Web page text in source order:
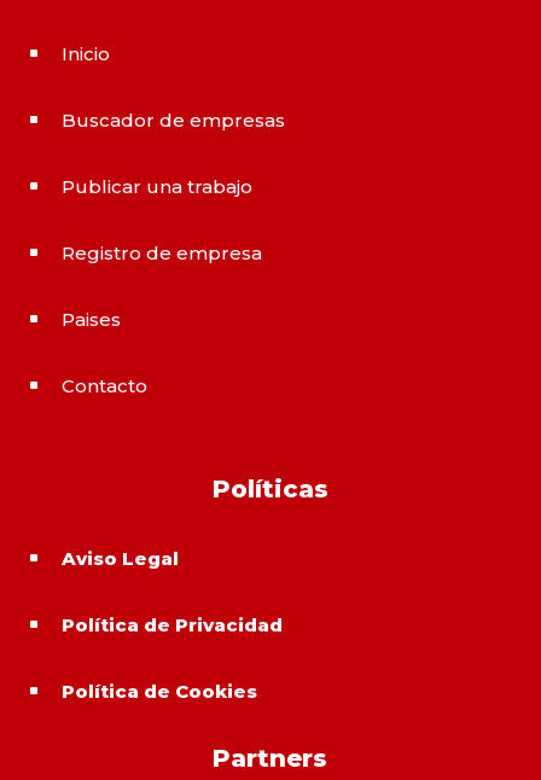
^ Inicio
^ Buscador de empresas
^ Publicar una trabajo
^ Registro de empresa
^ Paises
^ Contacto
Políticas
^ Aviso Legal
^ Política de Privacidad
^ Política de Cookies
Partners